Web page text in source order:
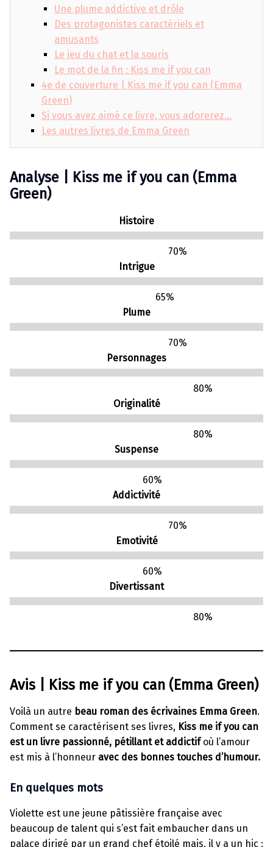
Une plume addictive et drôle
Des protagonistes caractériels et
amusants
Le jeu du chat et la souris
Le mot de la fin : Kiss me if you can
4e de couverture | Kiss me if you can (Emma
Green)
Si vous avez aimé ce livre, vous adorerez…
Les autres livres de Emma Green
Analyse | Kiss me if you can (Emma
Green)
Histoire
70%
Intrigue
65%
Plume
70%
Personnages
80%
Originalité
80%
Suspense
60%
Addictivité
70%
Emotivité
60%
Divertissant
80%
Avis | Kiss me if you can (Emma Green)
Voilà un autre beau roman des écrivaines Emma Green.
Comment se caractérisent ses livres, Kiss me if you can
est un livre passionné, pétillant et addictifoù l’amour
est mis à l’honneur avec des bonnes touches d’humour.
En quelques mots
Violette est une jeune pâtissière française avec
beaucoup de talent qui s’est fait embaucher dans un
palace dirigé par un grand chef étoilé mais, il y a un hic :